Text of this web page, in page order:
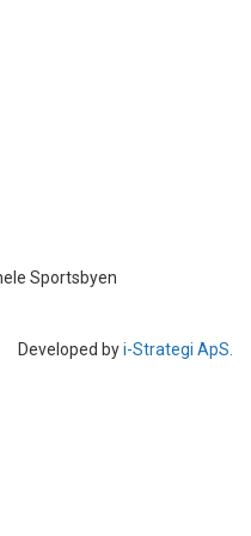
Sportsbyen
Developed byi-Strategi ApS.